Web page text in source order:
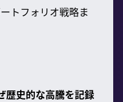
トフォリオ戦略ま
歴史的な高騰を記録